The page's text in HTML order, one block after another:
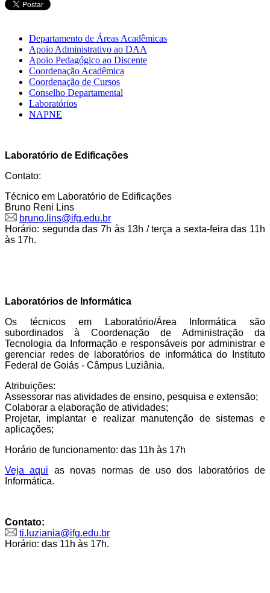
Departamento de Áreas Acadêmicas
Apoio Administrativo ao DAA
Apoio Pedagógico ao Discente
Coordenação Acadêmica
Coordenação de Cursos
Conselho Departamental
Laboratórios
NAPNE
Laboratório de Edificações
Contato:
Técnico em Laboratório de Edificações
Bruno Reni Lins
bruno.lins@ifg.edu.br
Horário: segunda das 7h às 13h / terça a sexta-feira das 11h
às 17h.
Laboratórios de Informática
Os técnicos em Laboratório/Área Informática são
subordinados à Coordenação de Administração da
Tecnologia da Informação e responsáveis por administrar e
gerenciar redes de laboratórios de informática do Instituto
Federal de Goiás - Câmpus Luziânia.
Atribuições:
Assessorar nas atividades de ensino, pesquisa e extensão;
Colaborar a elaboração de atividades;
Projetar, implantar e realizar manutenção de sistemas e
aplicações;
Horário de funcionamento: das 11h às 17h
Veja aqui as novas normas de uso dos laboratórios de
Informática.
Contato:
ti.luziania@ifg.edu.br
Horário: das 11h às 17h.